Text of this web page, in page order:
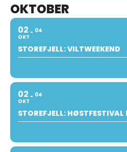
OKTOBER
02
OKT
04
STOREFJELL: VILTWEEKEND
02
OKT
04
STOREFJELL: HØSTFESTIVAL